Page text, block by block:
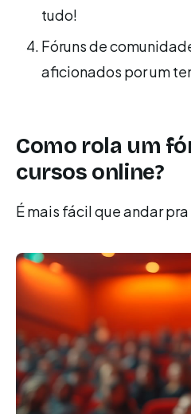
tudo!
Fóruns de
aficionados por um
Como rola um
cursos online?
É mais fácil que andar